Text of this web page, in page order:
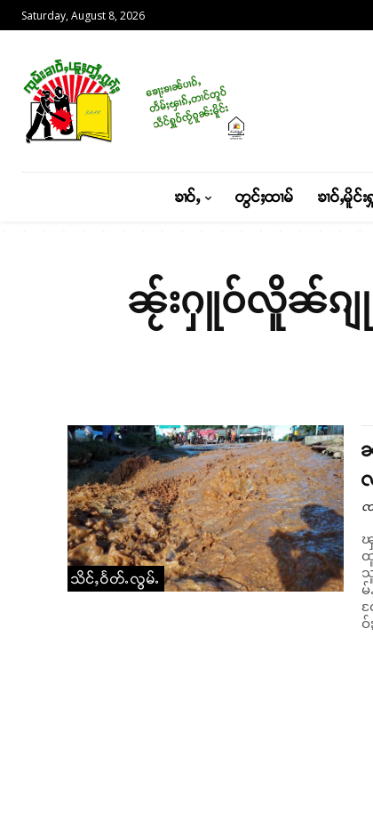
Saturday, August 8, 2026
ၶၢဝ်ႇ တွင်ႈထၢမ် ၶၢဝ်ႇမိူင်
ၼႂ်းႁူဝ်လိူၼ်ၵျု
သိင်ႇဝႅတ်ႉလွမ်ႉ
ၸ
သူ